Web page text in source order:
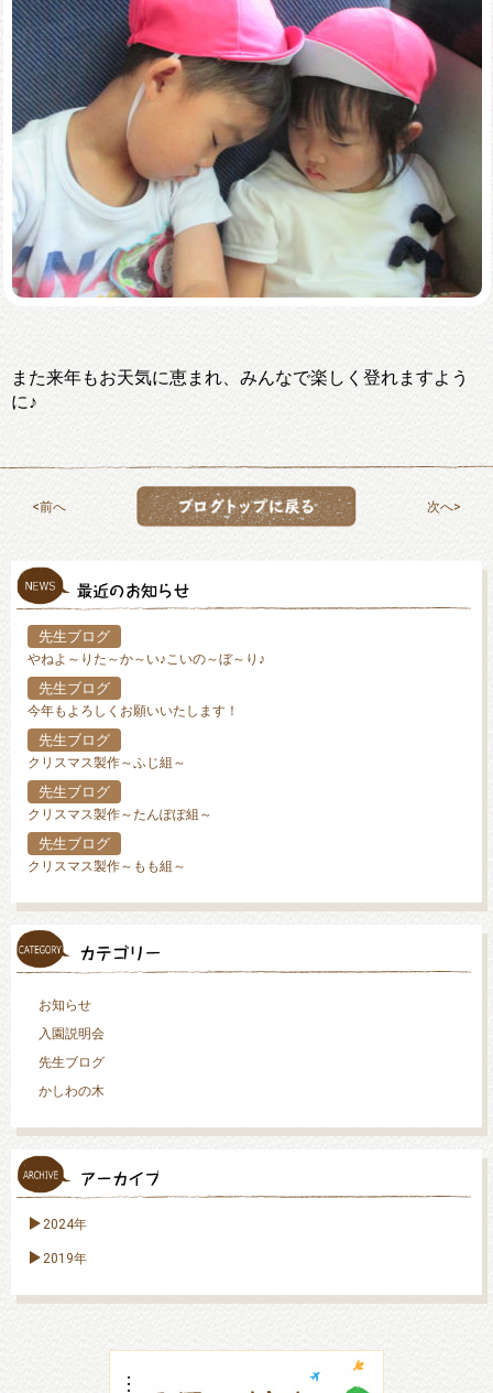
また来年もお天気に恵まれ、みんなで楽しく登れますよう
に♪
前へ 次へ
先生ブログ
やねよ～りた～か～い♪こいの～ぼ～り♪
先生ブログ
今年もよろしくお願いいたします！
先生ブログ
クリスマス製作～ふじ組～
先生ブログ
クリスマス製作～たんぽぽ組～
先生ブログ
クリスマス製作～もも組～
お知らせ
入園説明会
先生ブログ
かしわの木
2024年
2019年